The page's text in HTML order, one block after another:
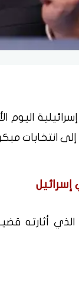
اليوم
انتخابات مبكرة
أثارته